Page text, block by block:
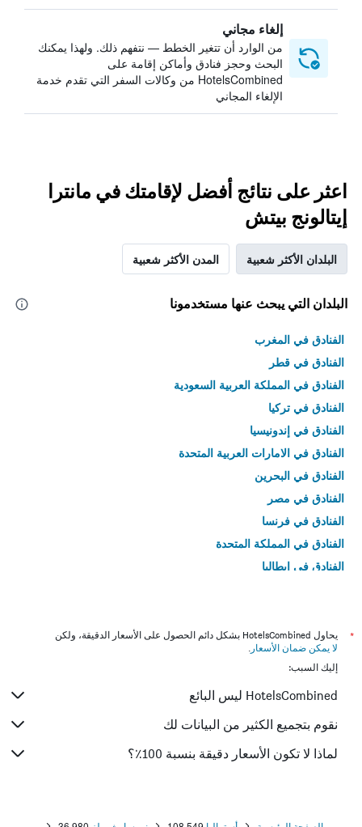
إلغاء مجاني
من الوارد أن تتغير الخطط — نتفهم ذلك. ولهذا يمكنك
البحث وحجز فنادق وأماكن إقامة على
HotelsCombined من وكالات السفر التي تقدم خدمة
الإلغاء المجاني
اعثر على نتائج أفضل لإقامتك في مانترا
إيتالونج بيتش
البلدان الأكثر شعبية المدن الأكثر شعبية
البلدان التي يبحث عنها مستخدمونا
الفنادق في المغرب
الفنادق في قطر
الفنادق في المملكة العربية السعودية
الفنادق في تركيا
الفنادق في إندونيسيا
الفنادق في الامارات العربية المتحدة
الفنادق في البحرين
الفنادق في مصر
الفنادق في فرنسا
الفنادق في المملكة المتحدة
الفنادق في إيطاليا
*
يحاول HotelsCombined بشكل دائم الحصول على الأسعار الدقيقة، ولكن
لا يمكن ضمان الأسعار .
إليك السبب:
HotelsCombined ليس البائع
نقوم بتجميع الكثير من البيانات لك
لماذا لا تكون الأسعار دقيقة بنسبة 100٪؟